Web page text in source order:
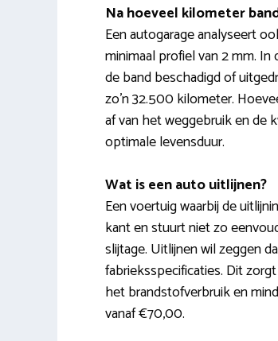
Na hoeveel kilometer
Een autogarage analyseert
minimaal profiel van 2 mm.
de band beschadigd of
zo’n 32.500 kilometer.
af van het weggebruik en de
optimale levensduur.
Wat is een auto uitlijnen?
Een voertuig waarbij de
kant en stuurt niet zo
slijtage. Uitlijnen wil zeggen
fabrieksspecificaties. Dit
het brandstofverbruik en
vanaf €70,00.